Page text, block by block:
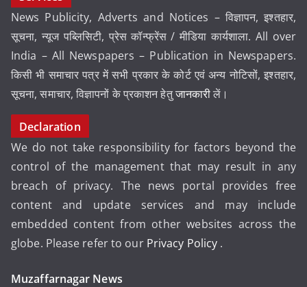
News Publicity, Adverts and Notices – विज्ञापन, इश्तहार,
सूचना, न्यूज पब्लिसिटी, प्रेस कॉन्फ्रेंस / मीडिया कार्यशाला. All over
India – All Newspapers – Publication in Newspapers.
किसी भी समाचार पत्र में सभी प्रकार के कोर्ट एवं अन्य नोटिसों, इश्तहार,
सूचना, समाचार, विज्ञापनों के प्रकाशन हेतुजानकारीलें।
Declaration
We do not take responsibility for factors beyond the
control of the management that may result in any
breach of privacy. The news portal provides free
content and update services and may include
embedded content from other websites across the
globe. Please refer to our Privacy Policy .
Muzaffarnagar News